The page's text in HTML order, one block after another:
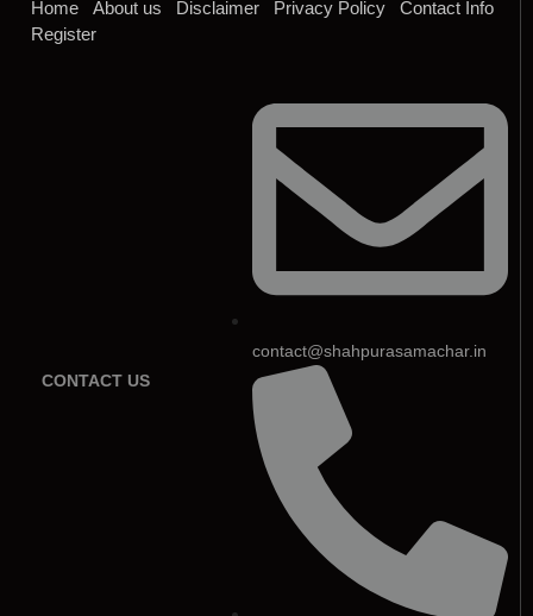
Home About us Disclaimer Privacy Policy
Contact Info
Register
CONTACT US
contact@shahpurasamachar.in